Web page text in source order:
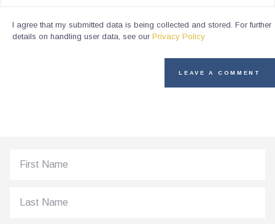
I agree that my submitted data is being collected and stored. For further
details on handling user data, see our Privacy Policy